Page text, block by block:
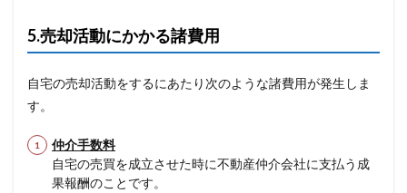
5.売却活動にかかる諸費用
自宅の売却活動をするにあたり次のような諸費用が発生しま
す。
仲介手数料
自宅の売買を成立させた時に不動産仲介会社に支払う成
果報酬のことです。